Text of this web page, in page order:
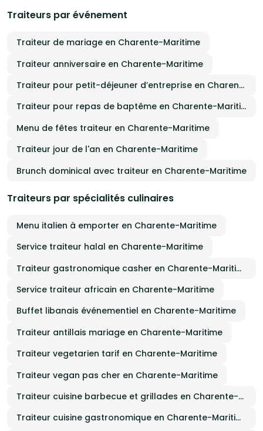
Traiteurs par événement
Traiteur de mariage en Charente-Maritime
Traiteur anniversaire en Charente-Maritime
Traiteur pour petit-déjeuner d’entreprise en Charente-Maritime
Traiteur pour repas de baptême en Charente-Maritime
Menu de fêtes traiteur en Charente-Maritime
Traiteur jour de l'an en Charente-Maritime
Brunch dominical avec traiteur en Charente-Maritime
Traiteurs par spécialités culinaires
Menu italien à emporter en Charente-Maritime
Service traiteur halal en Charente-Maritime
Traiteur gastronomique casher en Charente-Maritime
Service traiteur africain en Charente-Maritime
Buffet libanais événementiel en Charente-Maritime
Traiteur antillais mariage en Charente-Maritime
Traiteur vegetarien tarif en Charente-Maritime
Traiteur vegan pas cher en Charente-Maritime
Traiteur cuisine barbecue et grillades en Charente-Maritime
Traiteur cuisine gastronomique en Charente-Maritime